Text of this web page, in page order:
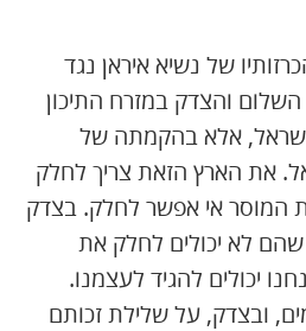
של נשיא איראן נגד
והצדק במזרח התיכון
ישראל, אלא בהקמתה של
את הארץ הזאת צריך לחלק
המוסר אי אפשר לחלק. בצדק
לא יכולים לחלק את
יכולים להגיד לעצמנו.
ובצדק, על שלילת זכותם